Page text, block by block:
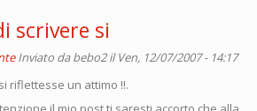
scrivere si
Inviato dabebo2il Ven, 12/07/2007 - 14:17
riflettesse un attimo !!.